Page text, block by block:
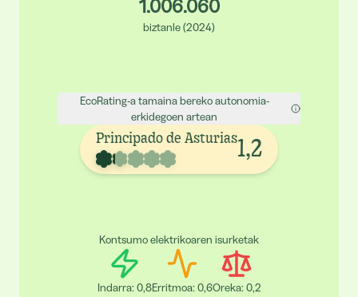
1.006.060
biztanle(2024)
EcoRating-a tamaina bereko autonomia-
erkidegoen artean
Principado de Asturias1,2
Kontsumo elektrikoaren isurketak
Indarra:0,8Erritmoa:0,6Oreka:0,2